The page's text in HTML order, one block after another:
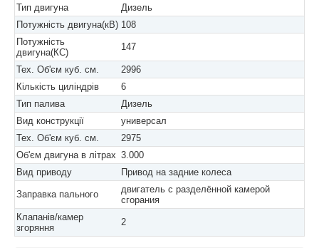
Тип двигуна
Дизель
Потужність двигуна(кВ) 108
Потужність
двигуна(КС)
147
Тех. Об'єм куб. см.
2996
Кількість циліндрів
6
Тип палива
Дизель
Вид конструкції
универсал
Тех. Об'єм куб. см.
2975
Об'єм двигуна в літрах 3.000
Вид приводу
Привод на задние колеса
Заправка пального
двигатель с разделённой камерой
сгорания
Клапанів/камер
згоряння
2